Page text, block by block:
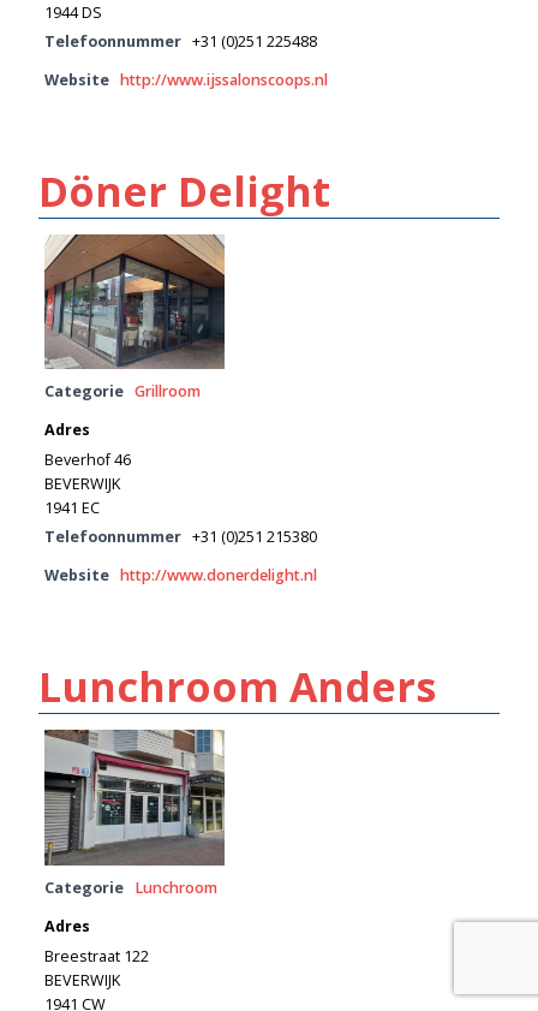
1944 DS
Telefoonnummer +31 (0)251 225488
Website http://www.ijssalonscoops.nl
Döner Delight
Categorie Grillroom
Adres
Beverhof 46
BEVERWIJK
1941 EC
Telefoonnummer +31 (0)251 215380
Website http://www.donerdelight.nl
Lunchroom Anders
Categorie Lunchroom
Adres
Breestraat 122
BEVERWIJK
1941 CW